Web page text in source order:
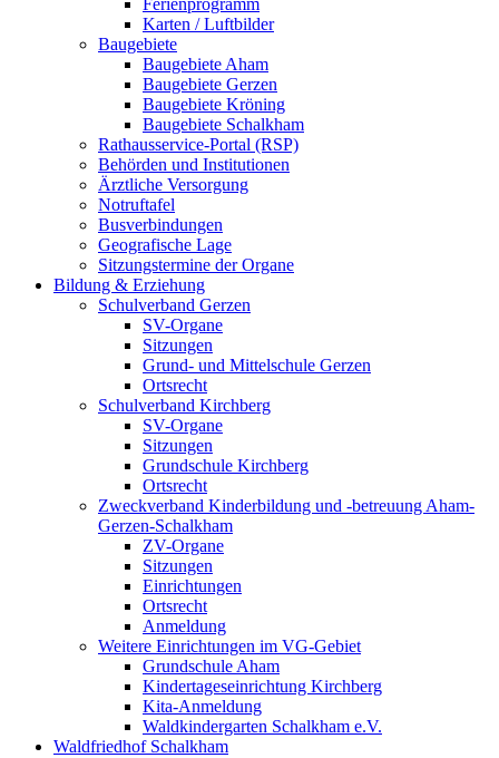
Ferienprogramm
Karten / Luftbilder
Baugebiete
Baugebiete Aham
Baugebiete Gerzen
Baugebiete Kröning
Baugebiete Schalkham
Rathausservice-Portal (RSP)
Behörden und Institutionen
Ärztliche Versorgung
Notruftafel
Busverbindungen
Geografische Lage
Sitzungstermine der Organe
Bildung & Erziehung
Schulverband Gerzen
SV-Organe
Sitzungen
Grund- und Mittelschule Gerzen
Ortsrecht
Schulverband Kirchberg
SV-Organe
Sitzungen
Grundschule Kirchberg
Ortsrecht
Zweckverband Kinderbildung und -betreuung Aham-
Gerzen-Schalkham
ZV-Organe
Sitzungen
Einrichtungen
Ortsrecht
Anmeldung
Weitere Einrichtungen im VG-Gebiet
Grundschule Aham
Kindertageseinrichtung Kirchberg
Kita-Anmeldung
Waldkindergarten Schalkham e.V.
Waldfriedhof Schalkham